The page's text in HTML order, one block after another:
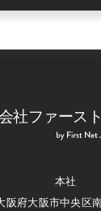
社ファース
本社
阪府大阪市中央区